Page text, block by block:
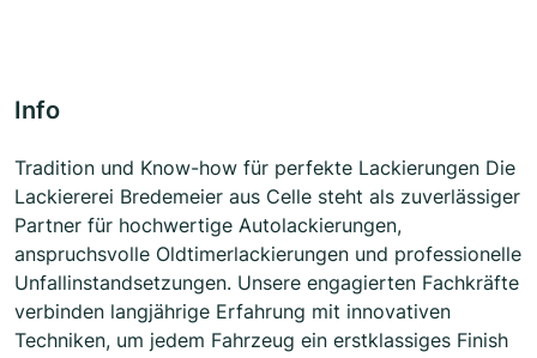
Info
Tradition und Know-how für perfekte Lackierungen Die
Lackiererei Bredemeier aus Celle steht als zuverlässiger
Partner für hochwertige Autolackierungen,
anspruchsvolle Oldtimerlackierungen und professionelle
Unfallinstandsetzungen. Unsere engagierten Fachkräfte
verbinden langjährige Erfahrung mit innovativen
Techniken, um jedem Fahrzeug ein erstklassiges Finish